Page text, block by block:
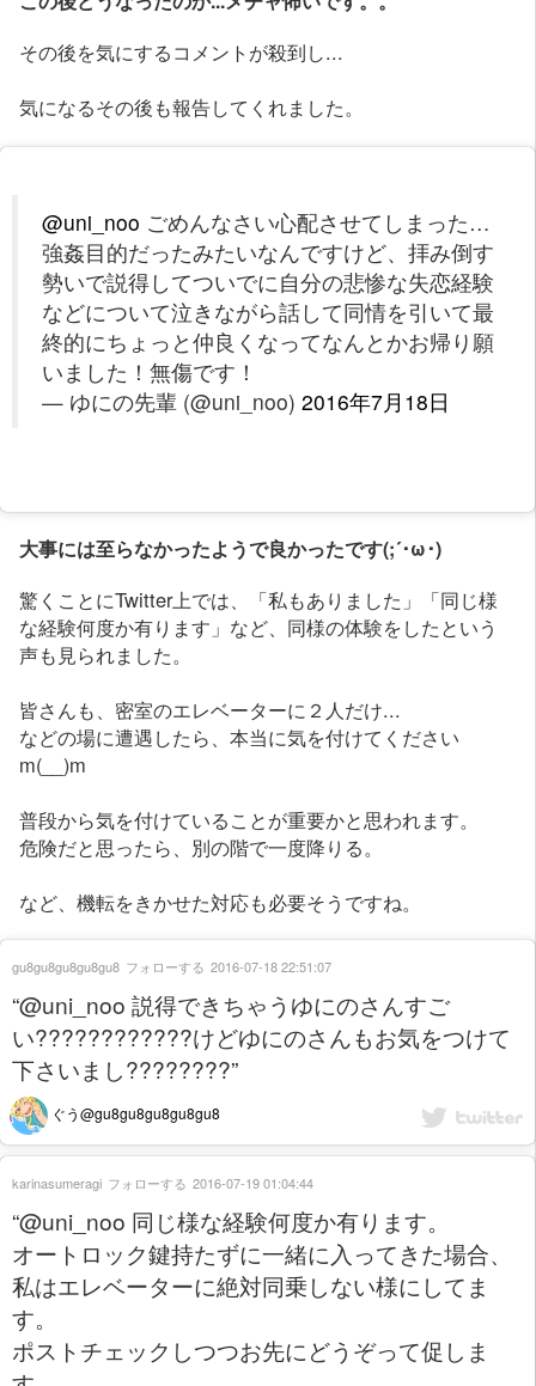
その後を気にするコメントが殺到し...
気になるその後も報告してくれました。
@uni_noo ごめんなさい心配させてしまった…
強姦目的だったみたいなんですけど、拝み倒す
勢いで説得してついでに自分の悲惨な失恋経験
などについて泣きながら話して同情を引いて最
終的にちょっと仲良くなってなんとかお帰り願
いました！無傷です！
— ゆにの先輩 (@uni_noo) 2016年7月18日
大事には至らなかったようで良かったです(;´･ω･)
驚くことにTwitter上では、「私もありました」「同じ様
な経験何度か有ります」など、同様の体験をしたという
声も見られました。
皆さんも、密室のエレベーターに２人だけ...
などの場に遭遇したら、本当に気を付けてください
m(__)m
普段から気を付けていることが重要かと思われます。
危険だと思ったら、別の階で一度降りる。
など、機転をきかせた対応も必要そうですね。
“@uni_noo 説得できちゃうゆにのさんすご
い????????????けどゆにのさんもお気をつけて
下さいまし????????”
ぐう@gu8gu8gu8gu8gu8
gu8gu8gu8gu8gu8 フォローする 2016-07-18 22:51:07
“@uni_noo 同じ様な経験何度か有ります。
オートロック鍵持たずに一緒に入ってきた場合、
私はエレベーターに絶対同乗しない様にしてま
す。
ポストチェックしつつお先にどうぞって促しま
karinasumeragi フォローする 2016-07-19 01:04:44